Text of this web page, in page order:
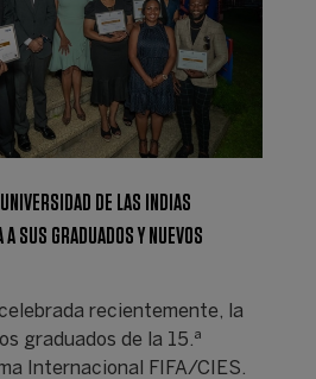
DE LAS INDIAS
SUS GRADUADOS Y NUEVOS
recientemente, la
graduados de la 15.ª
Internacional FIFA/CIES.